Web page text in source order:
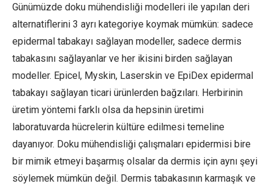
Günümüzde doku mühendisliği modelleri ile yapılan deri
alternatiflerini 3 ayrı kategoriye koymak mümkün: sadece
epidermal tabakayı sağlayan modeller, sadece dermis
tabakasını sağlayanlar ve her ikisini birden sağlayan
modeller. Epicel, Myskin, Laserskin ve EpiDex epidermal
tabakayı sağlayan ticari ürünlerden bağzıları. Herbirinin
üretim yöntemi farklı olsa da hepsinin üretimi
laboratuvarda hücrelerin kültüre edilmesi temeline
dayanıyor. Doku mühendisliği çalışmaları epidermisi bire
bir mimik etmeyi başarmış olsalar da dermis için aynı şeyi
söylemek mümkün değil. Dermis tabakasının karmaşık ve